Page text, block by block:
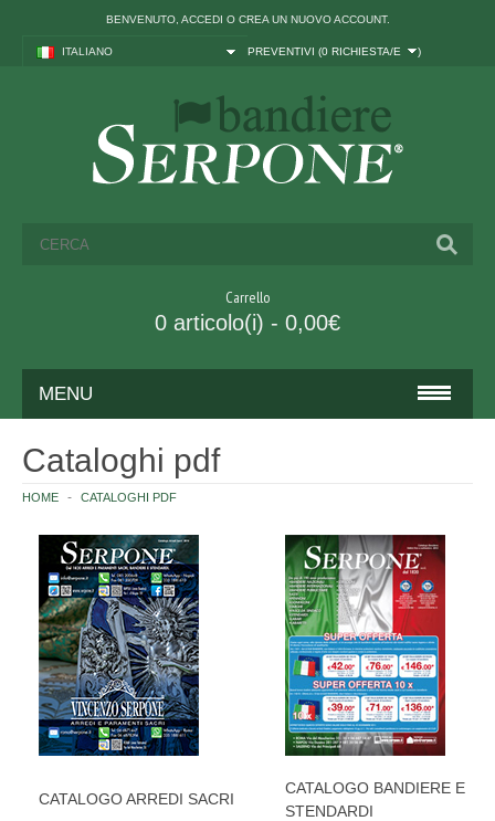
BENVENUTO, ACCEDI O CREA UN NUOVO ACCOUNT.
ITALIANO PREVENTIVI (0 RICHIESTA/E )
Carrello
0 articolo(i) - 0,00€
MENU
ITALIA ED UNIONE EUROPEA
ISTITUZIONI ITALIANE
NAZIONI
EUROPA
AFRICA
AMERICA
ASIA
Cataloghi pdf
HOME CATALOGHI PDF
CATALOGO ARREDI SACRI
CATALOGO BANDIERE E
STENDARDI